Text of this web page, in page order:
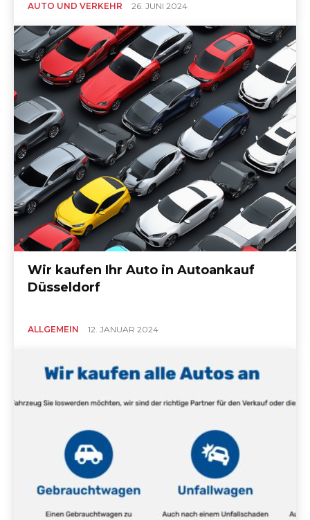
AUTO UND VERKEHR 26. JUNI 2024
Wir kaufen Ihr Auto in Autoankauf
Düsseldorf
ALLGEMEIN 12. JANUAR 2024